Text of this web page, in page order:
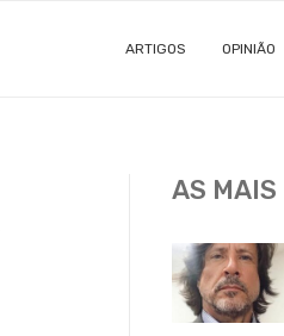
ARTIGOS OPINIÃO
AS MAIS